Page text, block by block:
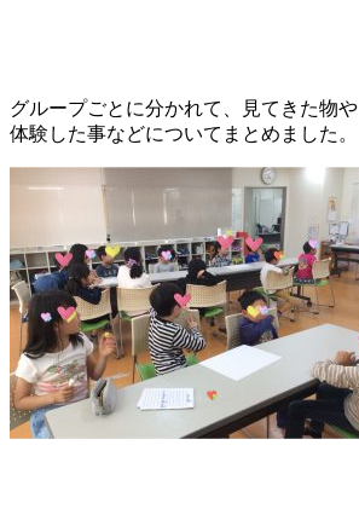
グループごとに分かれて、見てきた物や
体験した事などについてまとめました。